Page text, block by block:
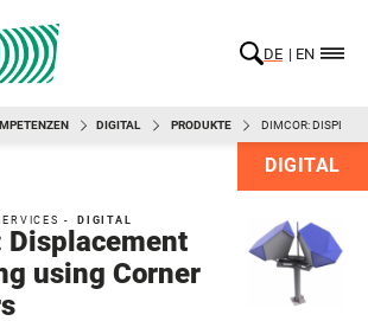
DE EN
DIGITAL PRODUKTE DIMCOR:
DIGITAL
- DIGITAL
Displacement
using Corner